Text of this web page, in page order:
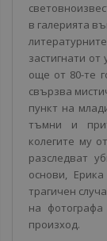
в галерията
застигнати
още от 80-те
свързва
пункт на
тъмни и
колегите му
разследват
основи,
трагичен
на
произход.